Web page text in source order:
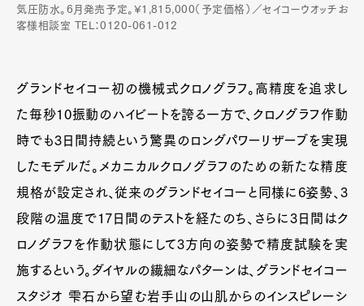
気圧防水。6月発売予定。¥1,815,000（予定価格）／セイコーウオッチお
客様相談室 TEL：0120-061-012
グランドセイコー初の機械式クロノグラフ。高精度を追求し
た毎秒10振動のハイビートを誇る一方で、クロノグラフ作動
時でも3日間持続という驚異のロングパワーリザーブを実現
したモデルだ。メカニカルクロノグラフのための新たな精度
規格が設定され、従来のグランドセイコーと同様に6姿勢、3
段階の温度で17日間のテストを経たのち、さらに3日間はク
ロノグラフを作動状態にして3方向の姿勢で精度試験を実
施するという。ダイヤルの繊細なパターンは、グランドセイコー
スタジオ 雫石から望む岩手山の山肌からのインスピレーシ